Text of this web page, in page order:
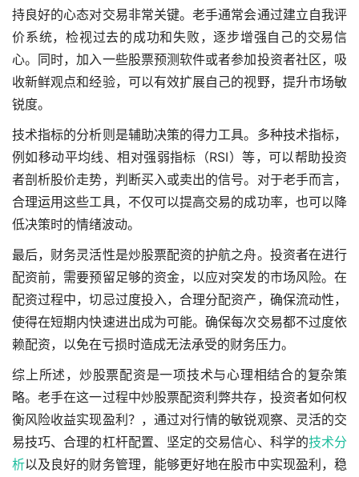
持良好的心态对交易非常关键。老手通常会通过建立自我评
价系统，检视过去的成功和失败，逐步增强自己的交易信
心。同时，加入一些股票预测软件或者参加投资者社区，吸
收新鲜观点和经验，可以有效扩展自己的视野，提升市场敏
锐度。
技术指标的分析则是辅助决策的得力工具。多种技术指标，
例如移动平均线、相对强弱指标（RSI）等，可以帮助投资
者剖析股价走势，判断买入或卖出的信号。对于老手而言，
合理运用这些工具，不仅可以提高交易的成功率，也可以降
低决策时的情绪波动。
最后，财务灵活性是炒股票配资的护航之舟。投资者在进行
配资前，需要预留足够的资金，以应对突发的市场风险。在
配资过程中，切忌过度投入，合理分配资产，确保流动性，
使得在短期内快速进出成为可能。确保每次交易都不过度依
赖配资，以免在亏损时造成无法承受的财务压力。
综上所述，炒股票配资是一项技术与心理相结合的复杂策
略。老手在这一过程中炒股票配资利弊共存，投资者如何权
衡风险收益实现盈利？，通过对行情的敏锐观察、灵活的交
易技巧、合理的杠杆配置、坚定的交易信心、科学的技术分
析以及良好的财务管理，能够更好地在股市中实现盈利，稳